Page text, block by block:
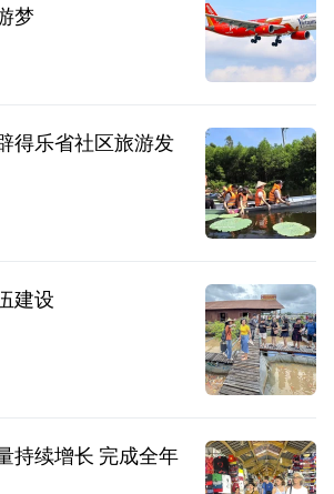
梦
得乐省社区旅游发
建设
持续增长 完成全年